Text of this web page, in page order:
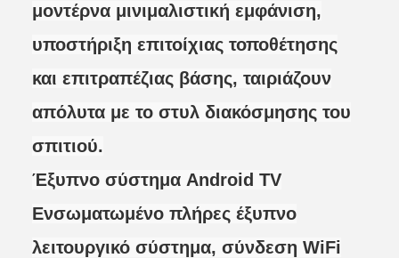
μοντέρνα μινιμαλιστική εμφάνιση,
υποστήριξη επιτοίχιας τοποθέτησης
και επιτραπέζιας βάσης, ταιριάζουν
απόλυτα με το στυλ διακόσμησης του
σπιτιού.
Έξυπνο σύστημα Android TV
Ενσωματωμένο πλήρες έξυπνο
λειτουργικό σύστημα, σύνδεση WiFi